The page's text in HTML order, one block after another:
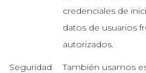
Seguridad
credenciales de
datos de usuarios
autorizados.
También usamos